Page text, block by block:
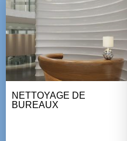
NETTOYAGE DE
BUREAUX